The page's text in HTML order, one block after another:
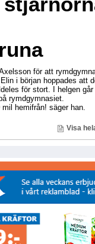
för att
i början hoppades att
för stort. I helgen
rymdgymnasiet.
hemifrån! säger han.
Visa